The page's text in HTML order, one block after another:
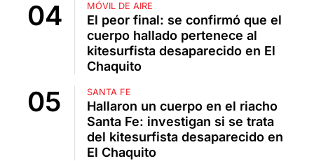
MÓVIL DE AIRE
El peor final: se confirmó que el
cuerpo hallado pertenece al
kitesurfista desaparecido en El
Chaquito
SANTA FE
Hallaron un cuerpo en el riacho
Santa Fe: investigan si se trata
del kitesurfista desaparecido en
El Chaquito